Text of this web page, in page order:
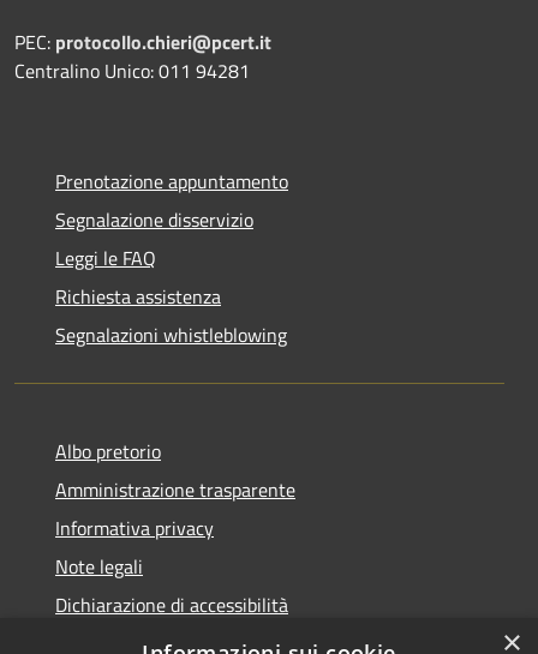
PEC: protocollo.chieri@pcert.it
Centralino Unico: 011 94281
Prenotazione appuntamento
Segnalazione disservizio
Leggi le FAQ
Richiesta assistenza
Segnalazioni whistleblowing
Albo pretorio
Amministrazione trasparente
Informativa privacy
Note legali
Dichiarazione di accessibilità
Meccanismo di Feedback
×